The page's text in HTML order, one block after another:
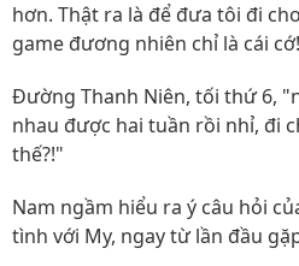
hơn. Thật ra là để đưa tôi đi
game đương nhiên chỉ là cái cớ!
Đường Thanh Niên, tối thứ 6,
nhau được hai tuần rồi nhỉ, đi
thế?!"
Nam ngầm hiểu ra ý câu hỏi
tình với My, ngay từ lần đầu